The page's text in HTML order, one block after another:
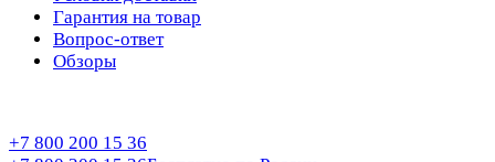
Гарантия на товар
Вопрос-ответ
Обзоры
+7 800 200 15 36